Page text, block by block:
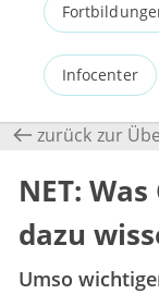
Infocenter
zurück zur
NET:
dazu
Umso